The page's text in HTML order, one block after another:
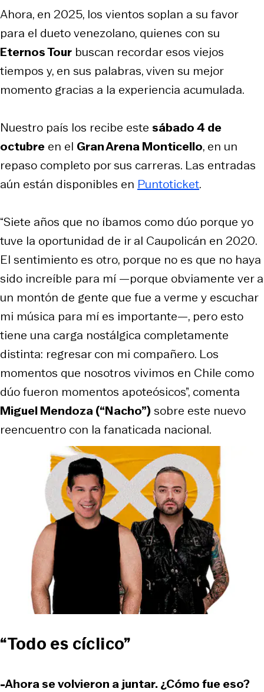
Ahora, en 2025, los vientos soplan a su favor
para el dueto venezolano, quienes con su
Eternos Tour buscan recordar esos viejos
tiempos y, en sus palabras, viven su mejor
momento gracias a la experiencia acumulada.
Nuestro país los recibe este sábado 4 de
octubre en el Gran Arena Monticello, en un
repaso completo por sus carreras. Las entradas
aún están disponibles en Puntoticket.
“Siete años que no íbamos como dúo porque yo
tuve la oportunidad de ir al Caupolicán en 2020.
El sentimiento es otro, porque no es que no haya
sido increíble para mí —porque obviamente ver a
un montón de gente que fue a verme y escuchar
mi música para mí es importante—, pero esto
tiene una carga nostálgica completamente
distinta: regresar con mi compañero. Los
momentos que nosotros vivimos en Chile como
dúo fueron momentos apoteósicos”, comenta
Miguel Mendoza (“Nacho”) sobre este nuevo
reencuentro con la fanaticada nacional.
“Todo es cíclico”
-Ahora se volvieron a juntar. ¿Cómo fue eso?